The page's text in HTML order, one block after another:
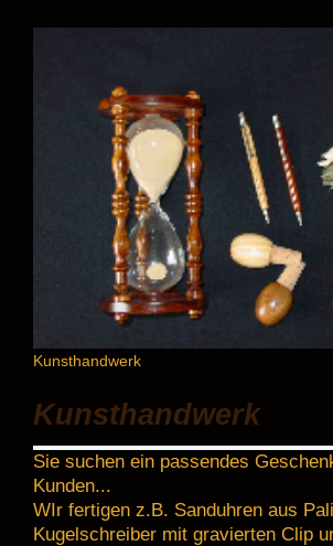
Kunsthandwerk
Kunsthandwerk
Sie suchen ein passendes
Kunden...
WIr fertigen z.B. Sanduhren aus
Kugelschreiber mit gravierten Clip